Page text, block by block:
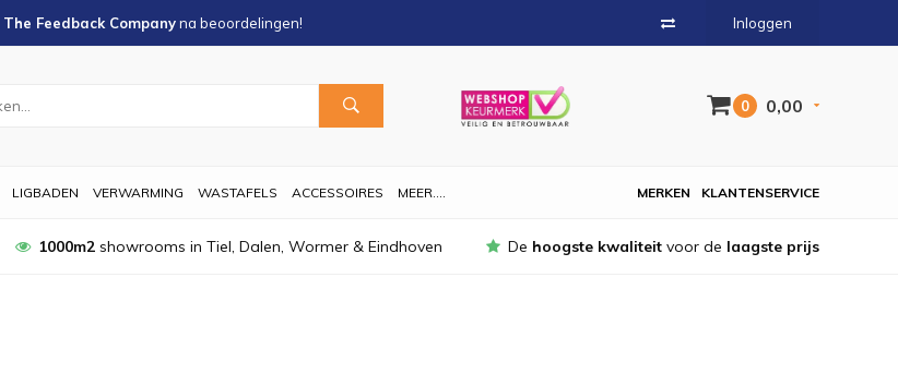
The Feedback Companyna beoordelingen! Inloggen
0 0,00
LIGBADEN VERWARMING WASTAFELS ACCESSOIRES MEER.... KLANTENSERVICE
MERKEN
1000m2showrooms in Tiel, Dalen, Wormer & Eindhoven De hoogste kwaliteit voor de laagste prijs